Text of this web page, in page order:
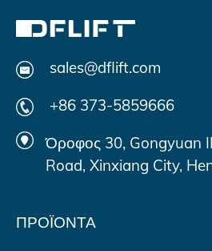
sales@dflift.com
+86 373-5859666
Όροφος 30, Gongyuan
Road, Xinxiang City,
ΠΡΟΪΟΝΤΑ